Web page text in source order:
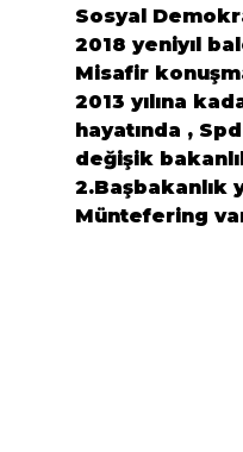
Sosyal
2018 yeniyıl
Misafir
2013 yılına
hayatında ,
değişik
2.Başbakanlık
Müntefering